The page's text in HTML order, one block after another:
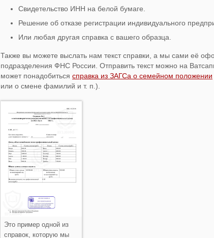
Свидетельство ИНН на белой бумаге.
Решение об отказе регистрации индивидуального
Или любая другая справка с вашего образца.
Также вы можете выслать нам текст справки, а мы сами её
подразделения ФНС России. Отправить текст можно на
может понадобиться справка из ЗАГСа о семейном положении
или о смене фамилий и т. п.).
Это пример одной из
справок, которую мы